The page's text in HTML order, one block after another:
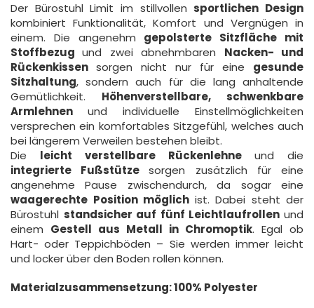
Der Bürostuhl Limit im stillvollensportlichen Design
kombiniert Funktionalität, Komfort und Vergnügen in
einem. Die angenehm gepolsterte Sitzfläche mit
Stoffbezugund zwei abnehmbaren Nacken- und
Rückenkissen sorgen nicht nur für eine gesunde
Sitzhaltung, sondern auch für die lang anhaltende
Gemütlichkeit. Höhenverstellbare, schwenkbare
Armlehnen und individuelle Einstellmöglichkeiten
versprechen ein komfortables Sitzgefühl, welches auch
bei längerem Verweilen bestehen bleibt.
Die leicht verstellbare Rückenlehne und die
integrierte Fußstützesorgen zusätzlich für eine
angenehme Pause zwischendurch, da sogar eine
waagerechte Position möglich ist. Dabei steht der
Bürostuhl standsicher auf fünf Leichtlaufrollenund
einem Gestell aus Metall in Chromoptik. Egal ob
Hart- oder Teppichböden – Sie werden immer leicht
und locker über den Boden rollen können.
Materialzusammensetzung: 100% Polyester